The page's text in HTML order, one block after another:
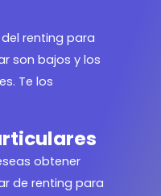
renting para
son bajos y los
Te los
obtener
de renting para